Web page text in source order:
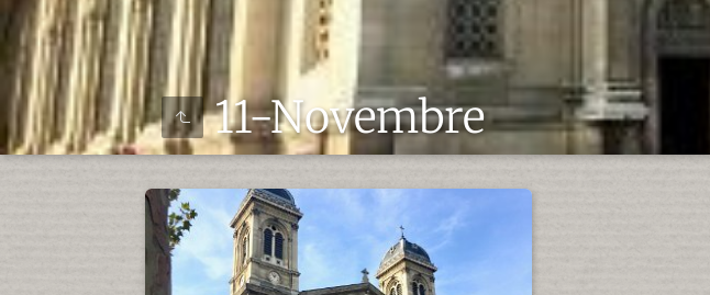
11-Novembre